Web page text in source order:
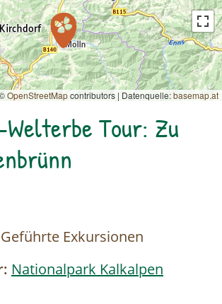
OpenStreetMapcontributors | Datenquelle:basemap.at
Welterbe Tour: Zu
Geführte Exkursionen
Nationalpark Kalkalpen